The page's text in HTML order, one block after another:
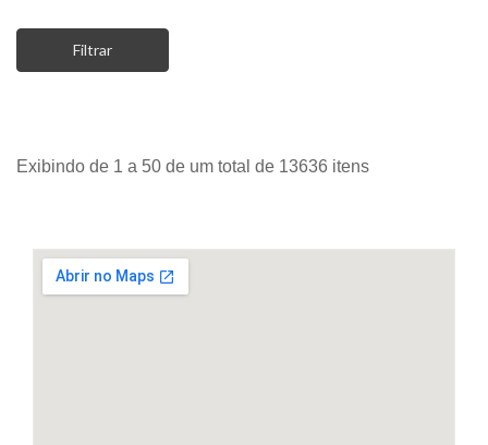
Exibindo de 1 a 50 de um total de 13636 itens